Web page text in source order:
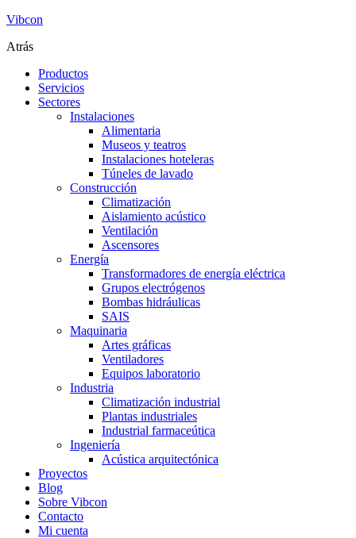
Vibcon
Atrás
Productos
Servicios
Sectores
Instalaciones
Alimentaria
Museos y teatros
Instalaciones hoteleras
Túneles de lavado
Construcción
Climatización
Aislamiento acústico
Ventilación
Ascensores
Energía
Transformadores de energía eléctrica
Grupos electrógenos
Bombas hidráulicas
SAIS
Maquinaria
Artes gráficas
Ventiladores
Equipos laboratorio
Industria
Climatización industrial
Plantas industriales
Industrial farmaceútica
Ingeniería
Acústica arquitectónica
Proyectos
Blog
Sobre Vibcon
Contacto
Mi cuenta